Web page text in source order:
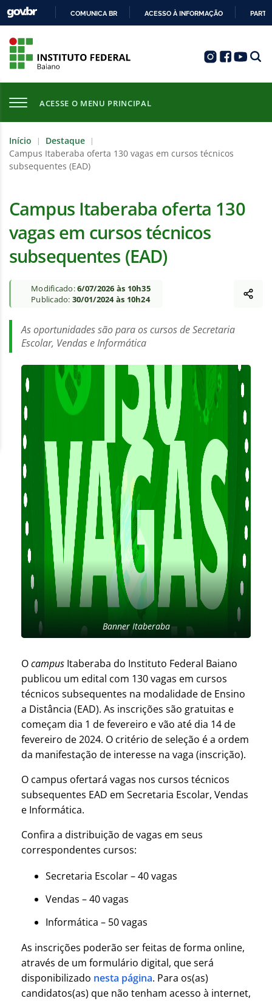
COMUNICA BR ACESSO À INFORMAÇÃO
ACESSE O MENU PRINCIPAL
Início | Destaque |
Campus Itaberaba oferta 130 vagas em cursos técnicos
subsequentes (EAD)
Campus Itaberaba oferta 130
vagas em cursos técnicos
subsequentes (EAD)
Modificado:6/07/2026 às 10h35
Publicado: 30/01/2024 às 10h24
As oportunidades são para os cursos de Secretaria
Escolar, Vendas e Informática
Banner Itaberaba
Ocampus Itaberaba do Instituto Federal Baiano
publicou um edital com 130 vagas em cursos
técnicos subsequentes na modalidade de Ensino
a Distância (EAD). As inscrições são gratuitas e
começam dia 1 de fevereiro e vão até dia 14 de
fevereiro de 2024. O critério de seleção é a ordem
da manifestação de interesse na vaga (inscrição).
O campus ofertará vagas nos cursos técnicos
subsequentes EAD em Secretaria Escolar, Vendas
e Informática.
Confira a distribuição de vagas em seus
correspondentes cursos:
Secretaria Escolar – 40 vagas
Vendas – 40 vagas
Informática – 50 vagas
As inscrições poderão ser feitas de forma online,
através de um formulário digital, que será
disponibilizado nesta página. Para os(as)
candidatos(as) que não tenham acesso à internet,